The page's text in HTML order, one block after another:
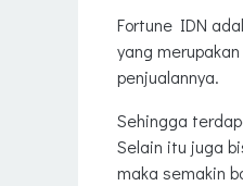
Fortune IDN
yang
penjualannya.
Sehingga
Selain itu juga
maka semakin